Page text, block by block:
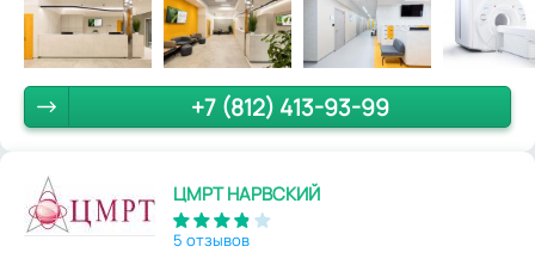
+7 (812) 413-93-99
ЦМРТ НАРВСКИЙ
5 отзывов